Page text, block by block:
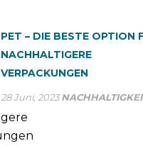
PET – DIE BESTE OPTION
NACHHALTIGERE
VERPACKUNGEN
28 Juni, 2023